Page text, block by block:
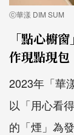
ⓒ華漾 DIM SUM
「點心櫥
作現點現包
2023年「華
以「用心看
的「煙」為